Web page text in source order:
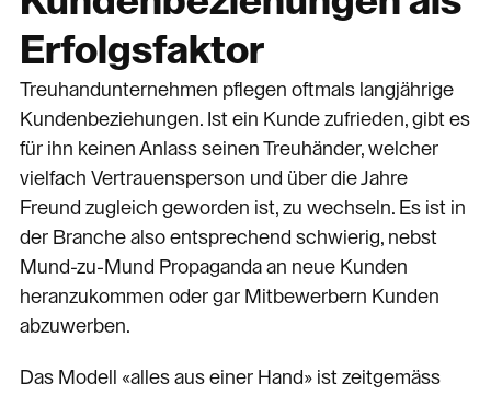
Erfolgsfaktor
Treuhandunternehmen pflegen oftmals langjährige
Kundenbeziehungen. Ist ein Kunde zufrieden, gibt es
für ihn keinen Anlass seinen Treuhänder, welcher
vielfach Vertrauensperson und über die Jahre
Freund zugleich geworden ist, zu wechseln. Es ist in
der Branche also entsprechend schwierig, nebst
Mund-zu-Mund Propaganda an neue Kunden
heranzukommen oder gar Mitbewerbern Kunden
abzuwerben.
Das Modell «alles aus einer Hand» ist zeitgemäss